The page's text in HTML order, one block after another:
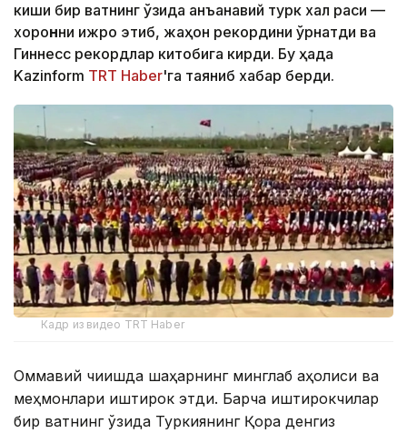
киши бир вақтнинг ўзида анъанавий турк халқ рақси —
хоронни ижро этиб, жаҳон рекордини ўрнатди ва
Гиннесс рекордлар китобига кирди. Бу ҳақда
Kazinform TRT Haber'га таяниб хабар берди.
Кадр из видео TRT Haber
Оммавий чиқишда шаҳарнинг минглаб аҳолиси ва
меҳмонлари иштирок этди. Барча иштирокчилар
бир вақтнинг ўзида Туркиянинг Қора денгиз